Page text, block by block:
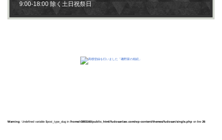
9:00-18:00 除く土日祝祭日
Warning: Undefined variable $post_type_slug in /home/r3893160/public_html/fudosanlaw.com/wp-content/themes/fudosan/single.php on line 26